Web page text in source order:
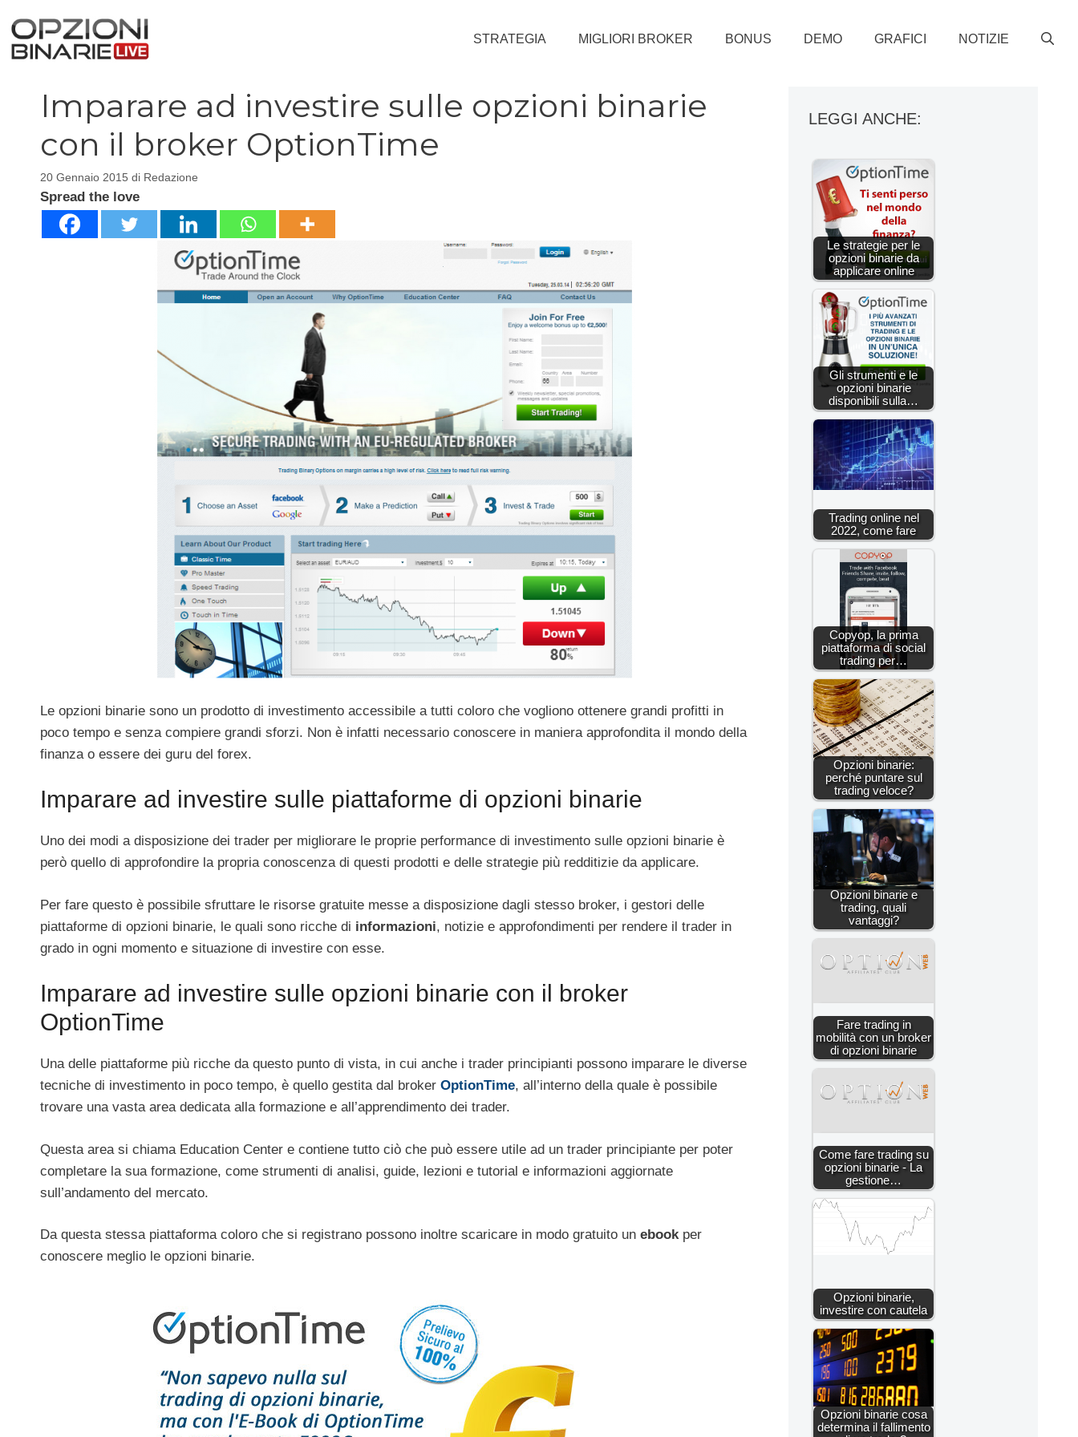
contenuto
STRATEGIA MIGLIORI BROKER BONUS DEMO GRAFICI NOTIZIE
Imparare ad investire sulle opzioni binarie
con il broker OptionTime
20 Gennaio 2015 di Redazione
Spread the love
Le opzioni binarie sono un prodotto di investimento accessibile a tutti coloro che vogliono ottenere grandi profitti in
poco tempo e senza compiere grandi sforzi. Non è infatti necessario conoscere in maniera approfondita il mondo della
finanza o essere dei guru del forex.
Imparare ad investire sulle piattaforme di opzioni binarie
Uno dei modi a disposizione dei trader per migliorare le proprie performance di investimento sulle opzioni binarie è
però quello di approfondire la propria conoscenza di questi prodotti e delle strategie più redditizie da applicare.
Per fare questo è possibile sfruttare le risorse gratuite messe a disposizione dagli stesso broker, i gestori delle
piattaforme di opzioni binarie, le quali sono ricche di informazioni, notizie e approfondimenti per rendere il trader in
grado in ogni momento e situazione di investire con esse.
Imparare ad investire sulle opzioni binarie con il broker
OptionTime
Una delle piattaforme più ricche da questo punto di vista, in cui anche i trader principianti possono imparare le diverse
tecniche di investimento in poco tempo, è quello gestita dal broker OptionTime, all’interno della quale è possibile
trovare una vasta area dedicata alla formazione e all’apprendimento dei trader.
Questa area si chiama Education Center e contiene tutto ciò che può essere utile ad un trader principiante per poter
completare la sua formazione, come strumenti di analisi, guide, lezioni e tutorial e informazioni aggiornate
sull’andamento del mercato.
Da questa stessa piattaforma coloro che si registrano possono inoltre scaricare in modo gratuito un ebookper
conoscere meglio le opzioni binarie.
LEGGI ANCHE:
Le strategie per le
opzioni binarie da
applicare online
Gli strumenti e le
opzioni binarie
disponibili sulla…
Trading online nel
2022, come fare
Copyop, la prima
piattaforma di social
trading per…
Opzioni binarie:
perché puntare sul
trading veloce?
Opzioni binarie e
trading, quali
vantaggi?
Fare trading in
mobilità con un broker
di opzioni binarie
Come fare trading su
opzioni binarie - La
gestione…
Opzioni binarie,
investire con cautela
Opzioni binarie cosa
determina il fallimento